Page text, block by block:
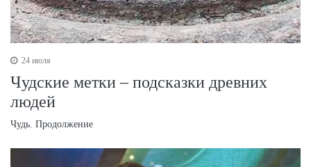
24 июля
Чудские метки – подсказки древних
людей
Чудь. Продолжение